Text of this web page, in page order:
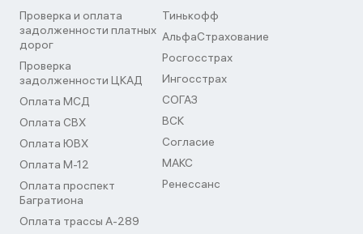
Проверка и оплата
задолженности платных
дорог
Проверка
задолженности ЦКАД
Оплата МСД
Оплата СВХ
Оплата ЮВХ
Оплата М-12
Оплата проспект
Багратиона
Оплата трассы А-289
Тинькофф
АльфаСтрахование
Росгосстрах
Ингосстрах
СОГАЗ
ВСК
Согласие
МАКС
Ренессанс